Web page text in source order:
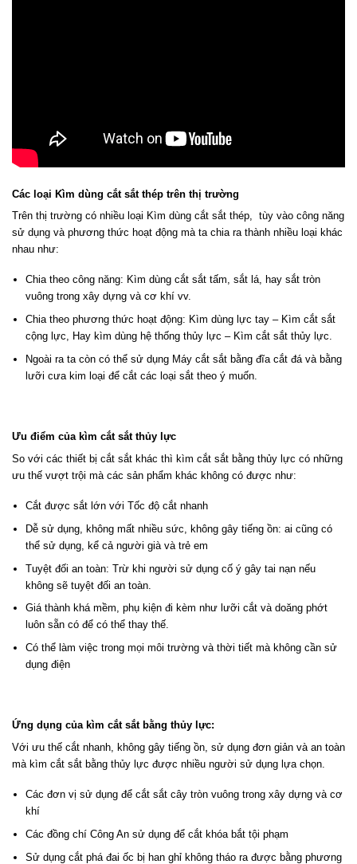
Các loại Kìm dùng cắt sắt thép trên thị trường
Trên thị trường có nhiều loại Kìm dùng cắt sắt thép, tùy vào công năng
sử dụng và phương thức hoạt động mà ta chia ra thành nhiều loại khác
nhau như:
Chia theo công năng: Kìm dùng cắt sắt tấm, sắt lá, hay sắt tròn
vuông trong xây dựng và cơ khí vv.
Chia theo phương thức hoạt động: Kìm dùng lực tay – Kìm cắt sắt
cộng lực, Hay kìm dùng hệ thống thủy lực – Kìm cắt sắt thủy lực.
Ngoài ra ta còn có thể sử dụng Máy cắt sắt bằng đĩa cắt đá và bằng
lưỡi cưa kim loại để cắt các loại sắt theo ý muốn.
Ưu điểm của kìm cắt sắt thủy lực
So với các thiết bị cắt sắt khác thì kìm cắt sắt bằng thủy lực có những
ưu thế vượt trội mà các sản phẩm khác không có được như:
Cắt được sắt lớn với Tốc độ cắt nhanh
Dễ sử dụng, không mất nhiều sức, không gây tiếng ồn: ai cũng có
thể sử dụng, kể cả người già và trẻ em
Tuyệt đối an toàn: Trừ khi người sử dụng cố ý gây tai nạn nếu
không sẽ tuyệt đối an toàn.
Giá thành khá mềm, phụ kiện đi kèm như lưỡi cắt và doăng phớt
luôn sẵn có để có thể thay thế.
Có thể làm việc trong mọi môi trường và thời tiết mà không cần sử
dụng điện
Ứng dụng của kìm cắt sắt bằng thủy lực:
Với ưu thế cắt nhanh, không gây tiếng ồn, sử dụng đơn giản và an toàn
mà kìm cắt sắt bằng thủy lực được nhiều người sử dụng lựa chọn.
Các đơn vị sử dụng để cắt sắt cây tròn vuông trong xây dựng và cơ
khí
Các đồng chí Công An sử dụng để cắt khóa bắt tội phạm
Sử dụng cắt phá đai ốc bị han ghỉ không tháo ra được bằng phương